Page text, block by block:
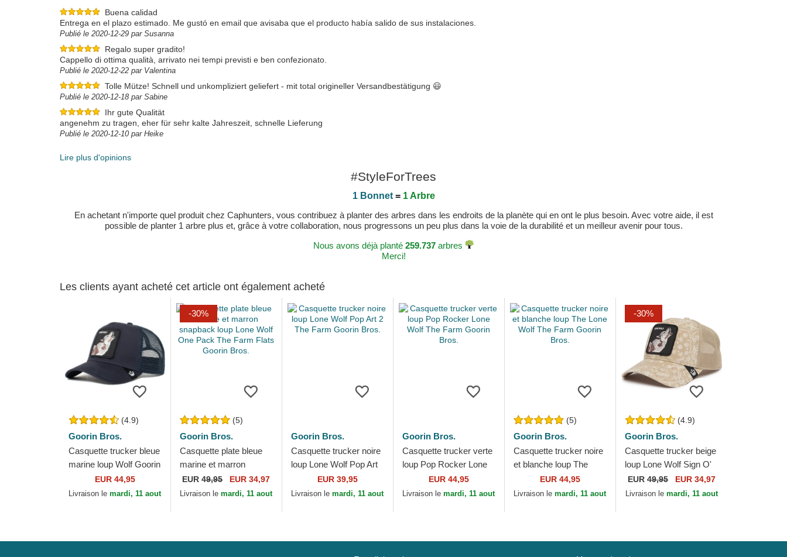
Buena calidad
Entrega en el plazo estimado. Me gustó en email que avisaba que el producto había salido de sus instalaciones.
Publié le 2020-12-29 par Susanna
Regalo super gradito!
Cappello di ottima qualità, arrivato nei tempi previsti e ben confezionato.
Publié le 2020-12-22 par Valentina
Tolle Mütze! Schnell und unkompliziert geliefert - mit total origineller Versandbestätigung 😃
Publié le 2020-12-18 par Sabine
Ihr gute Qualität
angenehm zu tragen, eher für sehr kalte Jahreszeit, schnelle Lieferung
Publié le 2020-12-10 par Heike
Lire plus d'opinions
#StyleForTrees
1 Bonnet= 1 Arbre
En achetant n'importe quel produit chez Caphunters, vous contribuez à planter des arbres dans les endroits de la planète qui en ont le plus besoin. Avec votre aide, il est
possible de planter 1 arbre plus et, grâce à votre collaboration, nous progressons un peu plus dans la voie de la durabilité et un meilleur avenir pour tous.
Nous avons déjà planté 259.737 arbres
Merci!
Les clients ayant acheté cet article ont également acheté
(4.9)
Goorin Bros.
Casquette trucker bleue
marine loup Wolf Goorin
EUR 44,95
Livraison lemardi, 11 aout
-30%
(5)
Goorin Bros.
Casquette plate bleue
marine et marron
snapback loup Lone
Wolf One Pack The
EUR49,95 EUR 34,97
Livraison lemardi, 11 aout
Goorin Bros.
Casquette trucker noire
loup Lone Wolf Pop Art
2 The Farm Goorin
Bros.
EUR 39,95
Livraison lemardi, 11 aout
Goorin Bros.
Casquette trucker verte
loup Pop Rocker Lone
Wolf The Farm Goorin
Bros.
EUR 44,95
Livraison lemardi, 11 aout
(5)
Goorin Bros.
Casquette trucker noire
et blanche loup The
Lone Wolf The Farm
Goorin Bros.
EUR 44,95
Livraison lemardi, 11 aout
-30%
(4.9)
Goorin Bros.
Casquette trucker beige
loup Lone Wolf Sign O'
The Times The Farm
Paisley Goorin Bros.
EUR 49,95 EUR 34,97
Livraison le mardi, 11 aout